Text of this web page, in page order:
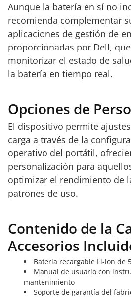
Aunque la batería en sí no
recomienda complementar
aplicaciones de gestión de
proporcionadas por Dell,
monitorizar el estado de
la batería en tiempo real.
Opciones de
El dispositivo permite
carga a través de la
operativo del portátil,
personalización para
optimizar el rendimiento de
patrones de uso.
Contenido de la
Accesorios
Batería recargable Li-ion de
Manual de usuario con
mantenimiento
Soporte de garantía del